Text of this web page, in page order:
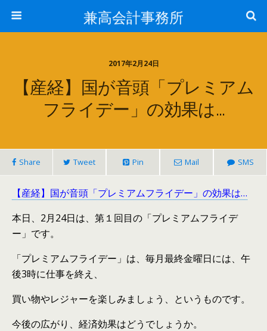
兼高会計事務所
2017年2月24日
【産経】国が音頭「プレミアム
フライデー」の効果は…
Share Tweet Pin Mail SMS
【産経】国が音頭「プレミアムフライデー」の効果は…
本日、2月24日は、第１回目の「プレミアムフライデ
ー」です。
「プレミアムフライデー」は、毎月最終金曜日には、午
後3時に仕事を終え、
買い物やレジャーを楽しみましょう、というものです。
今後の広がり、経済効果はどうでしょうか。